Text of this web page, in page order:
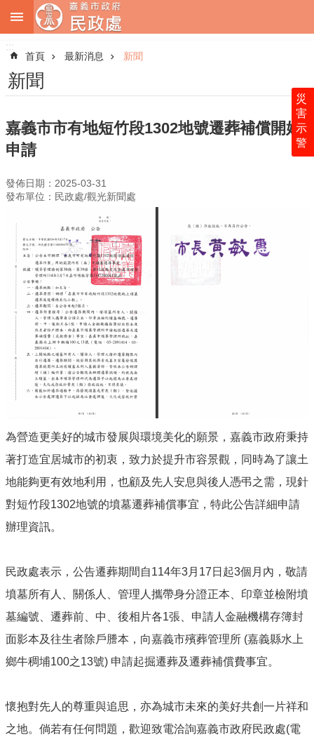
跳到主要內容區塊
階
尋
關
本
處
息
務
專
區
法
律
諮
詢
上
約
線
上
申
辦
登
記
兵
役
務
申
請
與
災
害
示
警
:::
首頁 最新消息 新聞
新聞
嘉義市市有地短竹段1302地號遷葬補償開始
申請
發佈日期：2025-03-31
發布單位：民政處/觀光新聞處
為營造更美好的城市發展與環境美化的願景，嘉義市政府秉持
著打造宜居城市的初衷，致力於提升市容景觀，同時為了讓土
地能夠更有效地利用，也顧及先人安息與後人憑弔之需，現針
對短竹段1302地號的墳墓遷葬補償事宜，特此公告詳細申請
辦理資訊。
民政處表示，公告遷葬期間自114年3月17日起3個月內，敬請
墳墓所有人、關係人、管理人攜帶身分證正本、印章並檢附墳
墓編號、遷葬前、中、後相片各1張、申請人金融機構存簿封
面影本及往生者除戶謄本，向嘉義市殯葬管理所 (嘉義縣水上
鄉牛稠埔100之13號) 申請起掘遷葬及遷葬補償費事宜。
懷抱對先人的尊重與追思，亦為城市未來的美好共創一片祥和
之地。倘若有任何問題，歡迎致電洽詢嘉義市政府民政處(電